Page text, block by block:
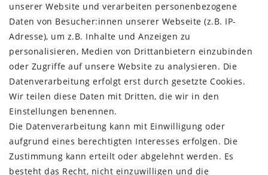
VERSAND + SERVICE
Versandinformationen
Rückgabeinformationen
Zahlungsinformationen
Vorkasse (3% Rabatt)
Paypal
Kauf auf Rechnung (Paypalservice)
unserer Website und verarbeiten personenbezogene
Daten von Besucher:innen unserer Webseite (z.B. IP-
Adresse), um z.B. Inhalte und Anzeigen zu
personalisieren, Medien von Drittanbietern einzubinden
oder Zugriffe auf unsere Website zu analysieren. Die
Datenverarbeitung erfolgt erst durch gesetzte Cookies.
Wir teilen diese Daten mit Dritten, die wir in den
Einstellungen benennen.
Die Datenverarbeitung kann mit Einwilligung oder
aufgrund eines berechtigten Interesses erfolgen. Die
Zustimmung kann erteilt oder abgelehnt werden. Es
besteht das Recht, nicht einzuwilligen und die